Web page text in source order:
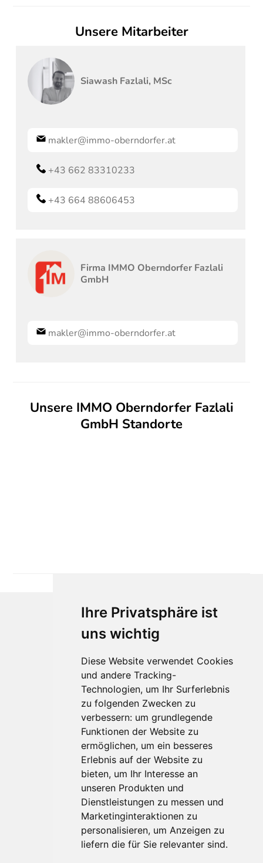
Ihre Privatsphäre ist
uns wichtig
Diese Website verwendet Cookies
und andere Tracking-
Technologien, um Ihr Surferlebnis
zu folgenden Zwecken zu
verbessern: um grundlegende
Funktionen der Website zu
ermöglichen, um ein besseres
Erlebnis auf der Website zu
bieten, um Ihr Interesse an
unseren Produkten und
Dienstleistungen zu messen und
Marketinginteraktionen zu
personalisieren, um Anzeigen zu
liefern die für Sie relevanter sind.
Unsere Mitarbeiter
Siawash Fazlali, MSc
makler@immo-oberndorfer.at
+43 662 83310233
+43 664 88606453
Firma IMMO Oberndorfer Fazlali
GmbH
makler@immo-oberndorfer.at
Unsere IMMO Oberndorfer Fazlali
GmbH Standorte
Für Makler:innen
Über Uns
Vorteile
Kontakt
Software Partner
Teilnahme
FAQ
Für Makler:innen